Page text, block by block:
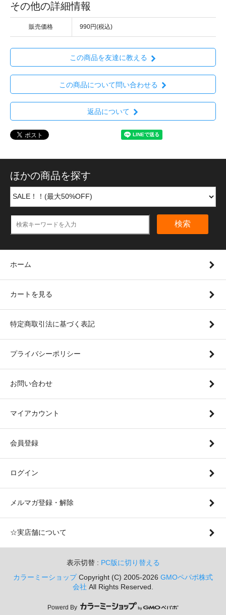
その他の詳細情報
販売価格 990円(税込)
この商品を友達に教える
この商品について問い合わせる
返品について
ほかの商品を探す
検索
ホーム
カートを見る
特定商取引法に基づく表記
プライバシーポリシー
お問い合わせ
マイアカウント
会員登録
ログイン
メルマガ登録・解除
☆実店舗について
表示切替 : PC版に切り替える
カラーミーショップCopyright (C) 2005-2026 GMOペパボ株式
会社 All Rights Reserved.
Powerd By